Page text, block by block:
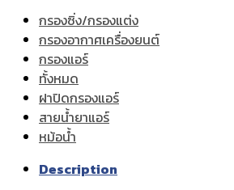
กรองซิ่ง/กรองแต่ง
กรองอากาศเครื่องยนต์
กรองแอร์
ทั้งหมด
ฝาปิดกรองแอร์
สายน้ำยาแอร์
หม้อน้ำ
Description